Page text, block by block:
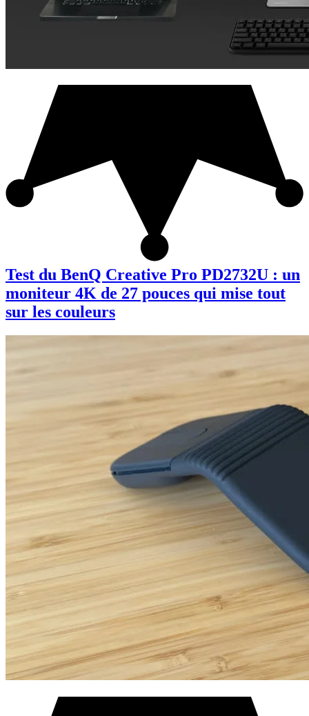
Test du BenQ Creative Pro PD2732U : un
moniteur 4K de 27 pouces qui mise tout
sur les couleurs